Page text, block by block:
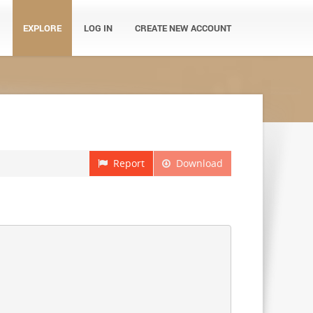
EXPLORE LOG IN CREATE NEW ACCOUNT
Download
Report